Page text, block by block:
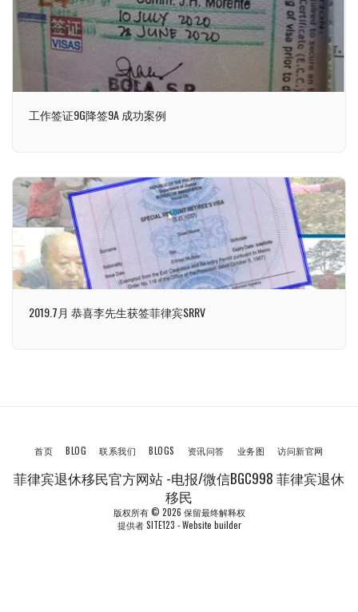
工作签证9G降签9A 成功案例
2019.7月 恭喜李先生获签菲律宾SRRV
菲律宾退休移民官方网站 -电报/微信BGC998 菲律宾退休
移民
版权所有 © 2026 保留最终解释权
提供者SITE123 -Website builder
首页 BLOG 联系我们 BLOGS 资讯问答 业务图 访问新官网